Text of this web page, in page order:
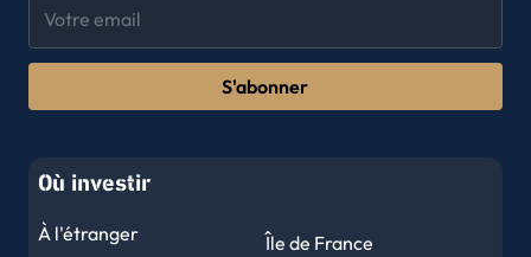
S'abonner
Où investir
À l'étranger
Île de France